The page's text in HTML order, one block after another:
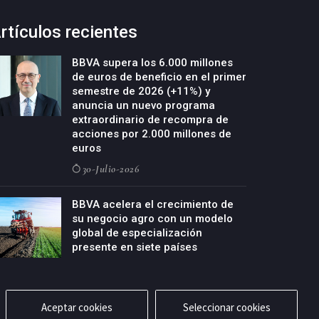
recientes
BBVA supera los 6.000 millones
de euros de beneficio en el primer
semestre de 2026 (+11%) y
anuncia un nuevo programa
extraordinario de recompra de
acciones por 2.000 millones de
euros
30-Julio-2026
BBVA acelera el crecimiento de
su negocio agro con un modelo
global de especialización
presente en siete países
Aceptar cookies Seleccionar cookies